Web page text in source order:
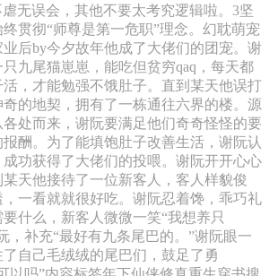
虐无误会，其他不要太考究逻辑啦。3坚
贯彻“师尊是第一危职”理念。幻耽萌宠
后by今夕故年他成了大佬们的团宠。谢
九尾猫崽崽，能吃但贫穷qaq，每天都
，才能勉强不饿肚子。直到某天他误打
的地契，拥有了一栋通往六界的楼。源
处而来，谢阮要满足他们奇奇怪怪的要
酬。为了能填饱肚子改善生活，谢阮认
功获得了大佬们的投喂。谢阮开开心心
天他接待了一位新客人，客人样貌俊
一看就就很好吃。谢阮忍着馋，乖巧礼
什么，新客人微微一笑“我想养只
，补充“最好有九条尾巴的。”谢阮眼一
自己毛绒绒的尾巴们，鼓足了勇